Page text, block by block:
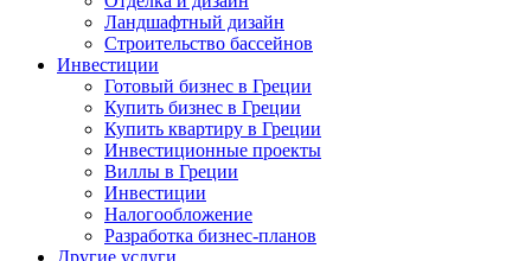
Ландшафтный дизайн
Строительство бассейнов
Инвестиции
Готовый бизнес в Греции
Купить бизнес в Греции
Купить квартиру в Греции
Инвестиционные проекты
Виллы в Греции
Инвестиции
Налогообложение
Разработка бизнес-планов
Другие услуги